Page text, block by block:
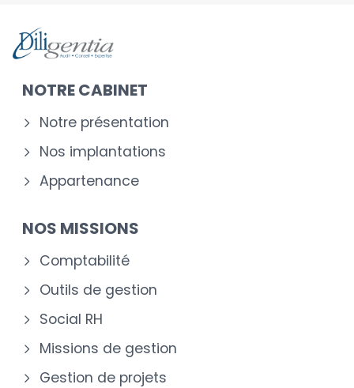
NOTRE CABINET
Notre présentation
Nos implantations
Appartenance
NOS MISSIONS
Comptabilité
Outils de gestion
Social RH
Missions de gestion
Gestion de projets